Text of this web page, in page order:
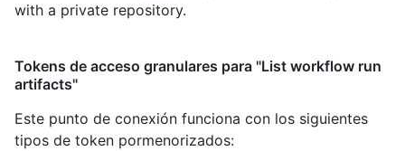
with a private repository.
Tokens de acceso granulares para "List workflow run
artifacts"
Este punto de conexión funciona con los siguientes
tipos de token pormenorizados: